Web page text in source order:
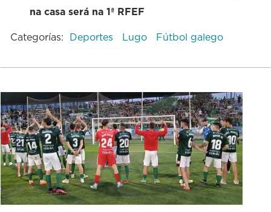
na casa será na 1ª RFEF
Categorías: Deportes Lugo Fútbol galego